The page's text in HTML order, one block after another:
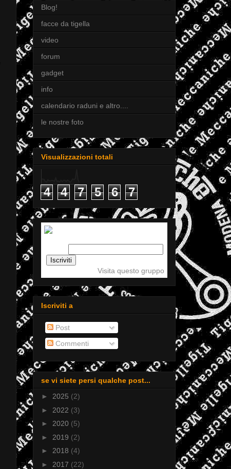
Blog!
facce da tigella
video
forum
gadget
info
calendario raduni e altro....
le nostre foto
Visualizzazioni totali
4 4 7 5 6 7
Visita questo gruppo
Iscriviti a
Post
Commenti
se vi siete persi qualche post...
► 2025 (2)
► 2022 (3)
► 2020 (5)
► 2019 (2)
► 2018 (4)
► 2017 (22)